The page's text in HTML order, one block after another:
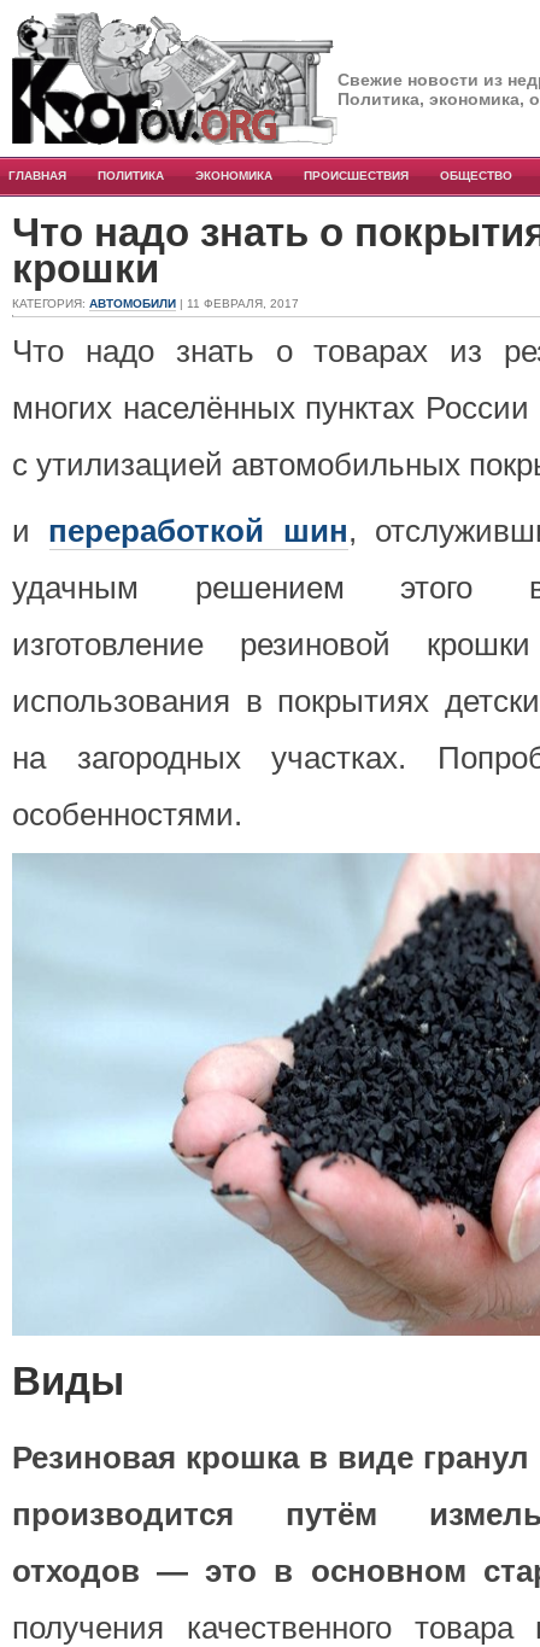
Свежие новости из
Политика, экономика,
ГЛАВНАЯ ПОЛИТИКА ЭКОНОМИКА ПРОИСШЕСТВИЯ ОБЩЕСТВО
Что надо знать о
крошки
КАТЕГОРИЯ: АВТОМОБИЛИ | 11 ФЕВРАЛЯ, 2017
Что надо знать о товарах из
многих населённых пунктах
с утилизацией автомобильных
и переработкой шин,
удачным решением этого
изготовление резиновой
использования в покрытиях
на загородных участках.
особенностями.
Виды
Резиновая крошка в виде
производится путём
отходов — это в основном
получения качественного